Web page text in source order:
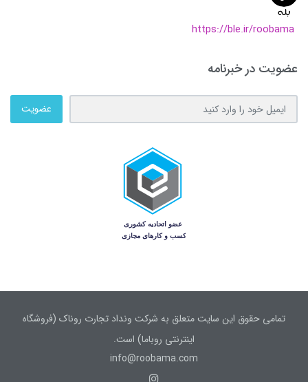
https://ble.ir/roobama
عضویت در خبرنامه
عضویت
تمامی حقوق این سایت متعلق به شرکت ونداد تجارت روناک (فروشگاه
اینترنتی روباما) است.
info@roobama.com